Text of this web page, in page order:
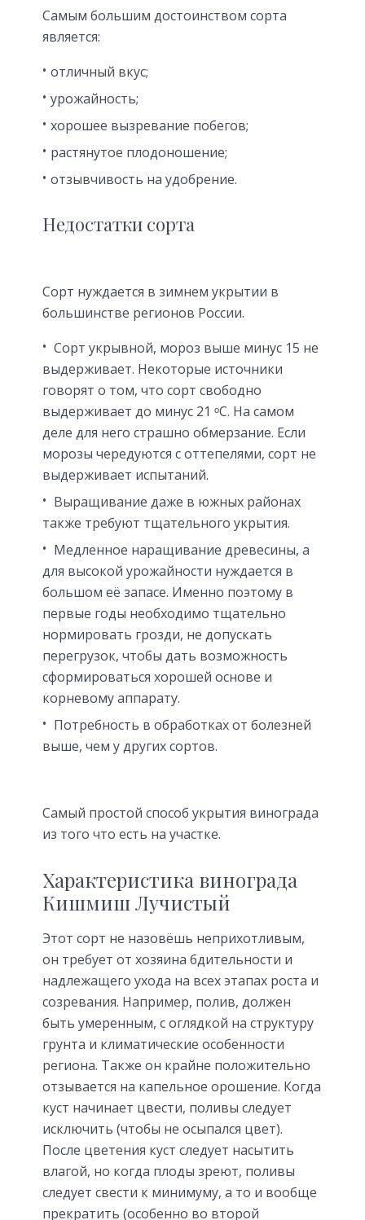
Самым большим достоинством сорта
является:
отличный вкус;
урожайность;
хорошее вызревание побегов;
растянутое плодоношение;
отзывчивость на удобрение.
Недостатки сорта
Сорт нуждается в зимнем укрытии в
большинстве регионов России.
Cорт укрывной, мороз выше минус 15 не
выдерживает. Некоторые источники
говорят о том, что сорт свободно
выдерживает до минус 21 ᵒC. На самом
деле для него страшно обмерзание. Если
морозы чередуются с оттепелями, сорт не
выдерживает испытаний.
Выращивание даже в южных районах
также требуют тщательного укрытия.
Медленное наращивание древесины, а
для высокой урожайности нуждается в
большом её запасе. Именно поэтому в
первые годы необходимо тщательно
нормировать грозди, не допускать
перегрузок, чтобы дать возможность
сформироваться хорошей основе и
корневому аппарату.
Потребность в обработках от болезней
выше, чем у других сортов.
Самый простой способ укрытия винограда
из того что есть на участке.
Характеристика винограда
Кишмиш Лучистый
Этот сорт не назовёшь неприхотливым,
он требует от хозяина бдительности и
надлежащего ухода на всех этапах роста и
созревания. Например, полив, должен
быть умеренным, с оглядкой на структуру
грунта и климатические особенности
региона. Также он крайне положительно
отзывается на капельное орошение. Когда
куст начинает цвести, поливы следует
исключить (чтобы не осыпался цвет).
После цветения куст следует насытить
влагой, но когда плоды зреют, поливы
следует свести к минимуму, а то и вообще
прекратить (особенно во второй